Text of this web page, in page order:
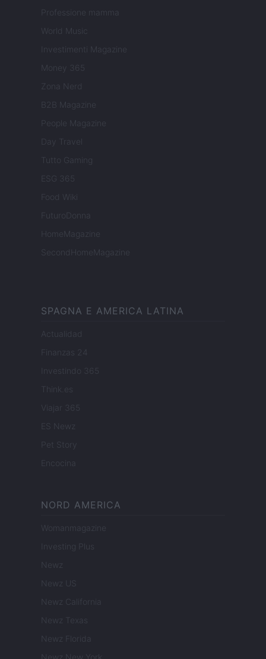
Professione mamma
World Music
Investimenti Magazine
Money 365
Zona Nerd
B2B Magazine
People Magazine
Day Travel
Tutto Gaming
ESG 365
Food Wiki
FuturoDonna
HomeMagazine
SecondHomeMagazine
SPAGNA E AMERICA LATINA
Actualidad
Finanzas 24
Investindo 365
Think.es
Viajar 365
ES Newz
Pet Story
Encocina
NORD AMERICA
Womanmagazine
Investing Plus
Newz
Newz US
Newz California
Newz Texas
Newz Florida